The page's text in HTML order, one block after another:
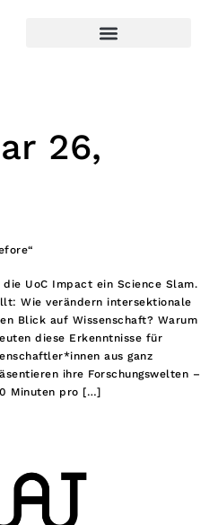
26,
UoC Impact ein Science Slam.
Wie verändern intersektionale
Blick auf Wissenschaft? Warum
diese Erkenntnisse für
aus ganz
ihre Forschungswelten –
Minuten pro […]